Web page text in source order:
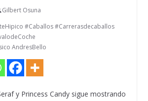
Gilbert Osuna
#Caballos #Carrerasdecaballos
AndresBello
y Princess Candy sigue mostrando